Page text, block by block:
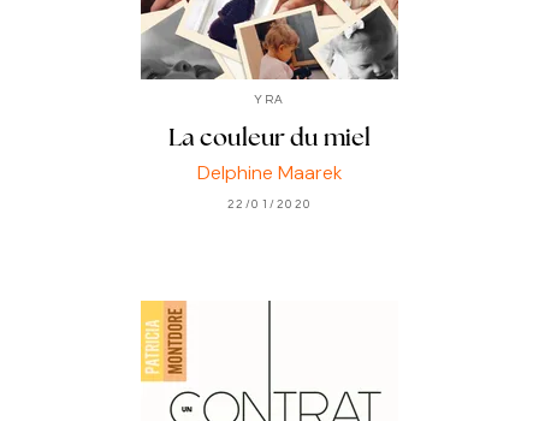
YRA
La couleur du miel
Delphine Maarek
22/01/2020